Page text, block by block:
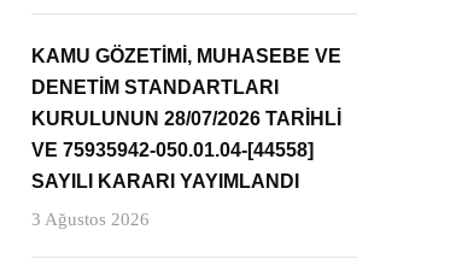
KAMU GÖZETİMİ, MUHASEBE VE
DENETİM STANDARTLARI
KURULUNUN 28/07/2026 TARİHLİ
VE 75935942-050.01.04-[44558]
SAYILI KARARI YAYIMLANDI
3 Ağustos 2026